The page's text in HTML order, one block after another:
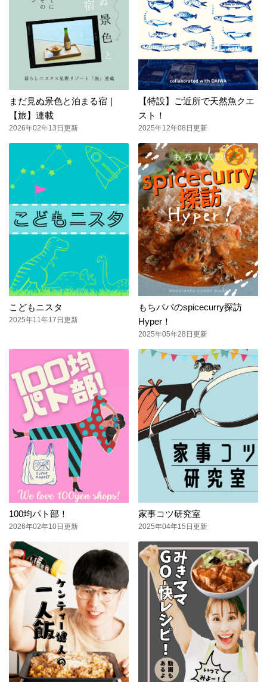
まだ見ぬ景色と泊まる宿｜
【旅】連載
2026年02年13日更新
【特設】ご近所で天然魚クエ
スト！
2025年12年08日更新
こどもニスタ
2025年11年17日更新
もちパパのspicecurry探訪
Hyper！
2025年05年28日更新
100均パト部！
2026年02年10日更新
家事コツ研究室
2025年04年15日更新